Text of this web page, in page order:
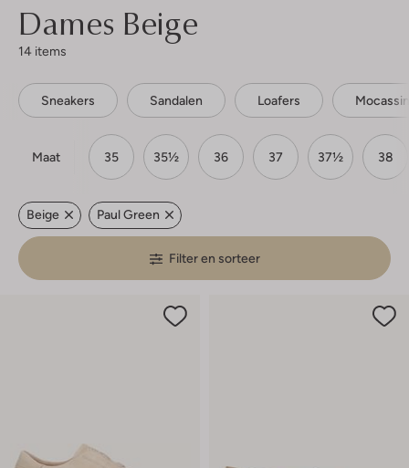
Dames Beige
14 items
Sneakers Sandalen Loafers
Maat 35 35½ 36 37 37½ 38
Beige Paul Green
Filter en sorteer